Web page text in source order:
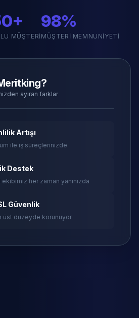
MÜŞTERI
98%
MÜŞTERI MEMNUNIYETI
ayıran farklar
Artışı
ile iş süreçlerinizde
Destek
her zaman yanınızda
Güvenlik
üst düzeyde korunuyor